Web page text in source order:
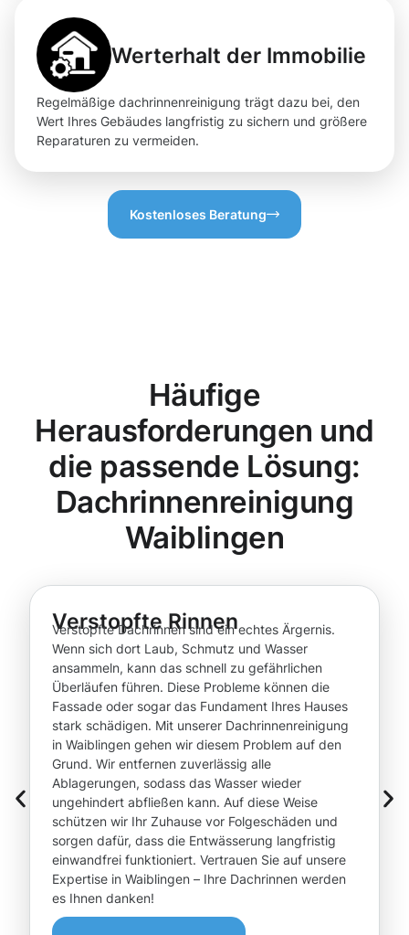
Werterhalt der Immobilie
Regelmäßige dachrinnenreinigung trägt dazu bei, den
Wert Ihres Gebäudes langfristig zu sichern und größere
Reparaturen zu vermeiden.
Kostenloses Beratung
Häufige
Herausforderungen und
die passende Lösung:
Dachrinnenreinigung
Waiblingen
Verstopfte Rinnen
Verstopfte Dachrinnen sind ein echtes Ärgernis.
Wenn sich dort Laub, Schmutz und Wasser
ansammeln, kann das schnell zu gefährlichen
Überläufen führen. Diese Probleme können die
Fassade oder sogar das Fundament Ihres Hauses
stark schädigen. Mit unserer Dachrinnenreinigung
in Waiblingen gehen wir diesem Problem auf den
Grund. Wir entfernen zuverlässig alle
Ablagerungen, sodass das Wasser wieder
ungehindert abfließen kann. Auf diese Weise
schützen wir Ihr Zuhause vor Folgeschäden und
sorgen dafür, dass die Entwässerung langfristig
einwandfrei funktioniert. Vertrauen Sie auf unsere
Expertise in Waiblingen – Ihre Dachrinnen werden
es Ihnen danken!